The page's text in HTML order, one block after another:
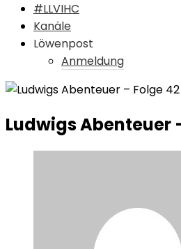
#LLVIHC
Kanäle
Löwenpost
Anmeldung
Ludwigs Abenteuer